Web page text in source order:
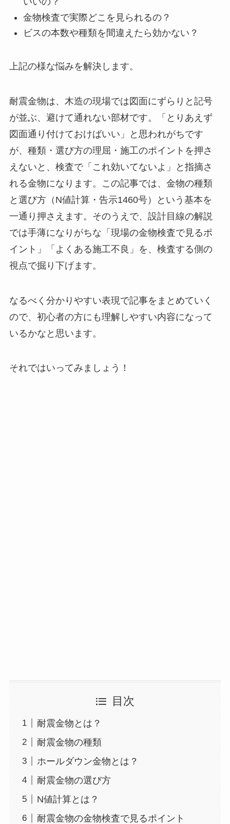
金物検査で実際どこを見られるの？
ビスの本数や種類を間違えたら効かない？
上記の様な悩みを解決します。
耐震金物は、木造の現場では図面にずらりと記号
が並ぶ、避けて通れない部材です。「とりあえず
図面通り付けておけばいい」と思われがちです
が、種類・選び方の理屈・施工のポイントを押さ
えないと、検査で「これ効いてないよ」と指摘さ
れる金物になります。この記事では、金物の種類
と選び方（N値計算・告示1460号）という基本を
一通り押さえます。そのうえで、設計目線の解説
では手薄になりがちな「現場の金物検査で見るポ
イント」「よくある施工不良」を、検査する側の
視点で掘り下げます。
なるべく分かりやすい表現で記事をまとめていく
ので、初心者の方にも理解しやすい内容になって
いるかなと思います。
それではいってみましょう！
目次
耐震金物とは？
耐震金物の種類
ホールダウン金物とは？
耐震金物の選び方
N値計算とは？
耐震金物の金物検査で見るポイント